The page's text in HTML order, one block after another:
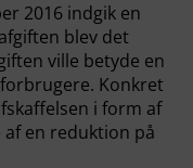
2016 indgik en
blev det
ville betyde en
Konkret
i form af
en reduktion på